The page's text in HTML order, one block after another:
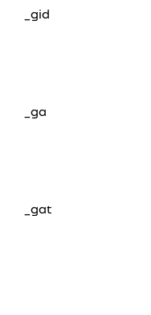
_gid
_ga
_gat